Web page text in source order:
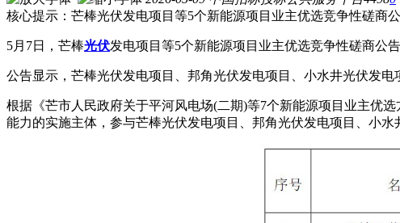
核心提示：芒棒光伏发电项目等5个新能源项目业主优选竞争性磋商
5月7日，芒棒光伏发电项目等5个新能源项目业主优选竞争性磋商公告
公告显示，芒棒光伏发电项目、邦角光伏发电项目、小水井光伏发
根据《芒市人民政府关于平河风电场(二期)等7个新能源项目业主优
能力的实施主体，参与芒棒光伏发电项目、邦角光伏发电项目、小